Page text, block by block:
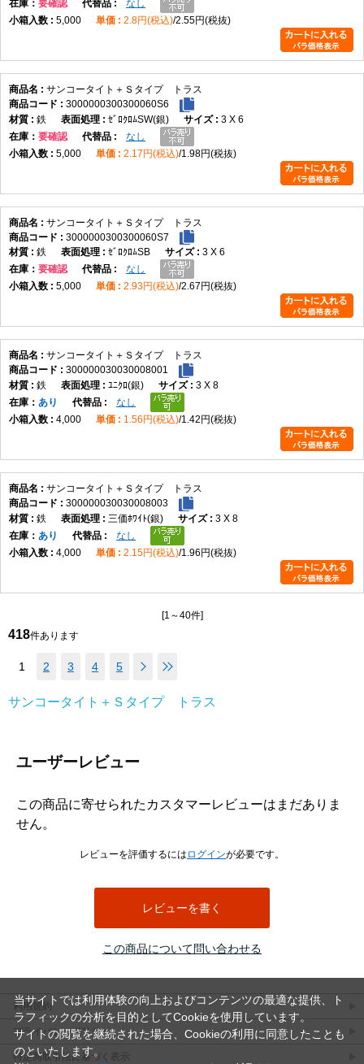
この商品について問い合わせる
在庫
要確認
なし
5,000
2.8円(税込) 2.55円(税抜)
サンコータイト＋Ｓタイプ トラス
3000000300300060S6
鉄
ｾﾞﾛｸﾛﾑSW(銀)
3 X 6
在庫
要確認
なし
5,000
2.17円(税込) 1.98円(税抜)
サンコータイト＋Ｓタイプ トラス
3000000300300060S7
鉄
ｾﾞﾛｸﾛﾑSB
3 X 6
在庫
要確認
なし
5,000
2.93円(税込) 2.67円(税抜)
サンコータイト＋Ｓタイプ トラス
300000030030008001
鉄
ﾕﾆｸﾛ(銀)
3 X 8
在庫
あり
なし
4,000
1.56円(税込) 1.42円(税抜)
サンコータイト＋Ｓタイプ トラス
300000030030008003
鉄
三価ﾎﾜｲﾄ(銀)
3 X 8
在庫
あり
なし
4,000
2.15円(税込) 1.96円(税抜)
[1～40件]
418件あります
1 2 3 4 5
サンコータイト＋Ｓタイプ トラス
ユーザーレビュー
この商品に寄せられたカスタマーレビューはまだありま
せん。
レビューを評価するには ログインが必要です。
レビューを書く
利用規約
プライバシーポリシー
特定商取引法に基づく表示
当サイトでは利用体験の向上およびコンテンツの最適な提供、ト
ラフィックの分析を目的としてCookieを使用しています。
サイトの閲覧を継続された場合、Cookieの利用に同意したことも
のといたします。